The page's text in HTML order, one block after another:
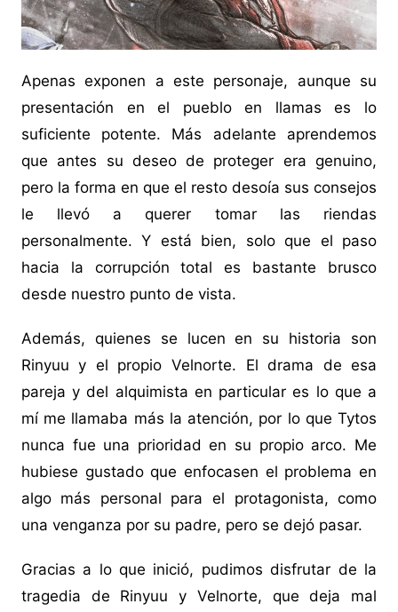
Apenas exponen a este personaje, aunque su
presentación en el pueblo en llamas es lo
suficiente potente. Más adelante aprendemos
que antes su deseo de proteger era genuino,
pero la forma en que el resto desoía sus consejos
le llevó a querer tomar las riendas
personalmente. Y está bien, solo que el paso
hacia la corrupción total es bastante brusco
desde nuestro punto de vista.
Además, quienes se lucen en su historia son
Rinyuu y el propio Velnorte. El drama de esa
pareja y del alquimista en particular es lo que a
mí me llamaba más la atención, por lo que Tytos
nunca fue una prioridad en su propio arco. Me
hubiese gustado que enfocasen el problema en
algo más personal para el protagonista, como
una venganza por su padre, pero se dejó pasar.
Gracias a lo que inició, pudimos disfrutar de la
tragedia de Rinyuu y Velnorte, que deja mal